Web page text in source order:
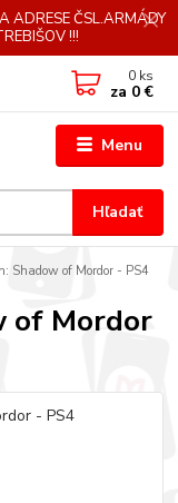
ADRESE ČSL.ARMÁDY
!!!
Menu
Hľadať
0 ks
za 0 €
Shadow of Mordor - PS4
of Mordor